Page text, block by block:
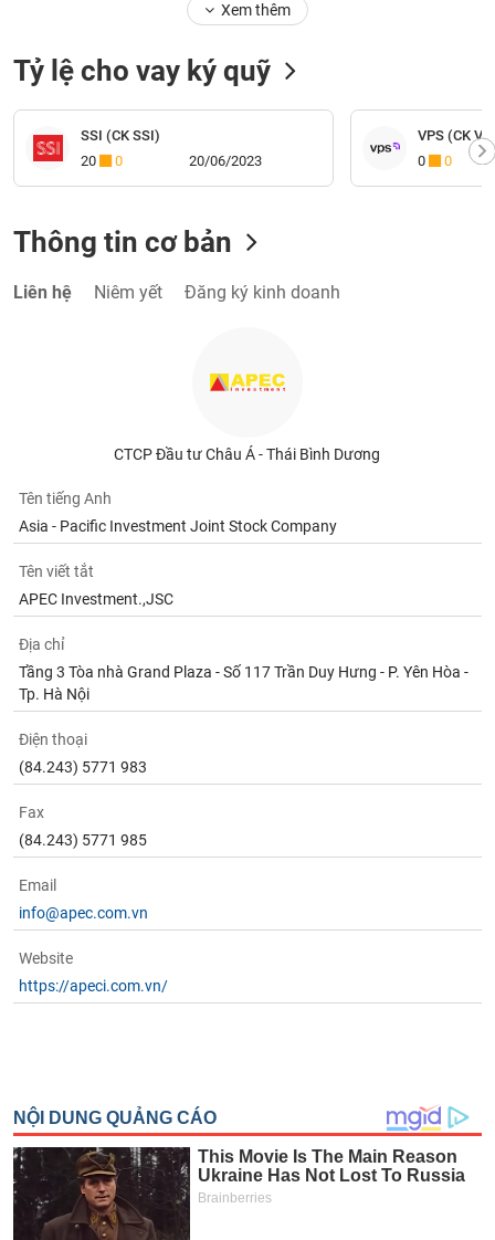
Xem thêm
Tỷ lệ cho vay ký quỹ
SSI (CK SSI)
20
0 20/06/2023
VPS (CK
0
0
Thông tin cơ bản
Liên hệ Niêm yết Đăng ký kinh doanh
CTCP Đầu tư Châu Á - Thái Bình Dương
Tên tiếng Anh
Asia - Pacific Investment Joint Stock Company
Tên viết tắt
APEC Investment.,JSC
Địa chỉ
Tầng 3 Tòa nhà Grand Plaza - Số 117 Trần Duy Hưng - P. Yên Hòa -
Tp. Hà Nội
Điện thoại
(84.243) 5771 983
Fax
(84.243) 5771 985
Email
info@apec.com.vn
Website
https://apeci.com.vn/